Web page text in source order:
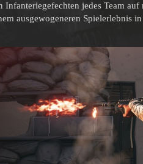
Infanteriegefechten jedes Team
ausgewogeneren Spielerlebnis